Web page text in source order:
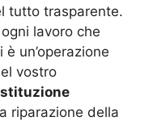
tutto trasparente.
lavoro che
un’operazione
vostro
riparazione della